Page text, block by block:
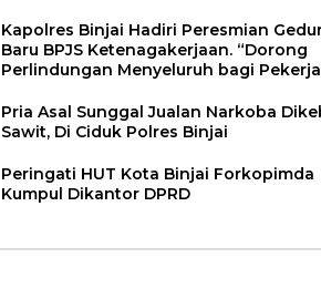
Kapolres Binjai Hadiri Peresmian
Baru BPJS Ketenagakerjaan. “Dorong
Perlindungan Menyeluruh bagi
Pria Asal Sunggal Jualan Narkoba
Sawit, Di Ciduk Polres Binjai
Peringati HUT Kota Binjai Forkopimda
Kumpul Dikantor DPRD